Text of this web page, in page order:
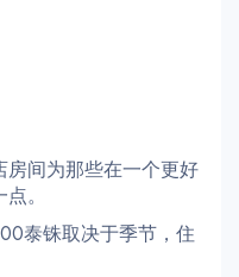
间为那些在一个更好
。
泰铢取决于季节，住